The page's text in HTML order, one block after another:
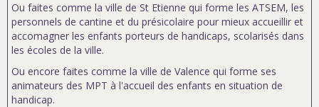
Ou faites comme la ville de St Etienne qui forme les ATSEM, les
personnels de cantine et du présicolaire pour mieux accueillir et
accomagner les enfants porteurs de handicaps, scolarisés dans
les écoles de la ville.
Ou encore faites comme la ville de Valence qui forme ses
animateurs des MPT à l'accueil des enfants en situation de
handicap.